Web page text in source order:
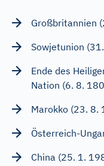
Großbritannien
Sowjetunion
Ende des
Nation (6. 8.
Marokko (23. 8.
Österreich-
China (25. 1.